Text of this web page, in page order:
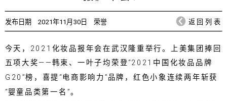
发布日期 2021年11月30日 荣誉 返回列表
今天，2021化妆品报年会在武汉隆重举行。上美集团捧回
五项大奖——韩束、一叶子均荣登“2021中国化妆品品牌
G20”榜，喜提“电商影响力”品牌，红色小象连续两年斩获
“婴童品类第一名”。